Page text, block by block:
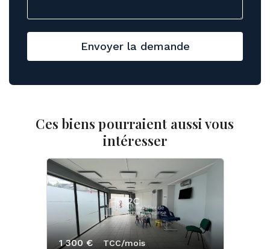
Envoyer la demande
Ces biens pourraient aussi vous
intéresser
1 300 € TCC/mois